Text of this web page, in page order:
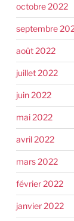
octobre 2022
septembre
août 2022
juillet 2022
juin 2022
mai 2022
avril 2022
mars 2022
février 2022
janvier 2022